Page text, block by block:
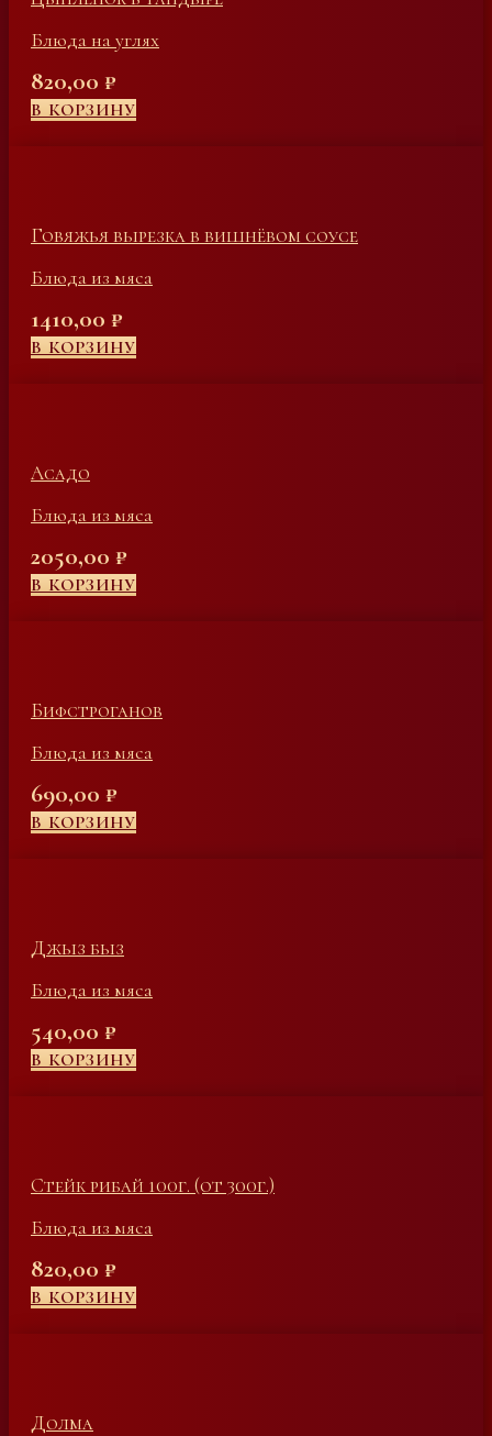
Блюда на углях
820,00 ₽
В КОРЗИНУ
Говяжья вырезка в вишнёвом соусе
Блюда из мяса
1410,00 ₽
В КОРЗИНУ
Асадо
Блюда из мяса
2050,00 ₽
В КОРЗИНУ
Бифстроганов
Блюда из мяса
690,00 ₽
В КОРЗИНУ
Джыз быз
Блюда из мяса
540,00 ₽
В КОРЗИНУ
Стейк рибай 100г. (от 300г.)
Блюда из мяса
820,00 ₽
В КОРЗИНУ
Долма